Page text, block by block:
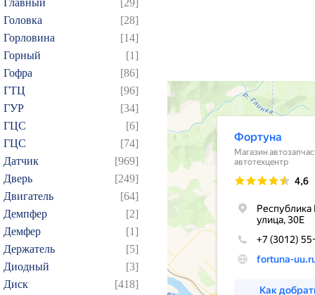
Главный
[29]
Головка
[28]
Горловина
[14]
Горный
[1]
Гофра
[86]
ГТЦ
[96]
ГУР
[34]
ГЦC
[6]
ГЦС
[74]
Датчик
[969]
Дверь
[249]
Двигатель
[64]
Демпфер
[2]
Демфер
[1]
Держатель
[5]
Диодный
[3]
Диск
[418]